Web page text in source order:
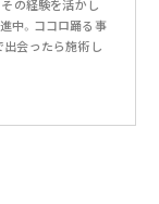
の経験を活かし
中。ココロ踊る事
出会ったら施術し